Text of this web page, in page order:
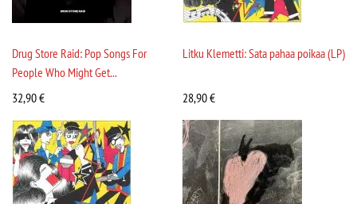
Drug Store Raid: Pop Songs For
People Who Might Get...
32,90€
Litku Klemetti: Sata pahaa poikaa (LP)
28,90€